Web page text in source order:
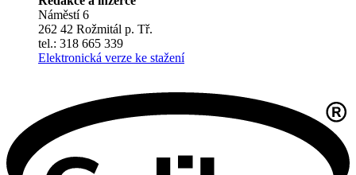
Náměstí 6
262 42 Rožmitál p. Tř.
tel.: 318 665 339
Elektronická verze ke stažení